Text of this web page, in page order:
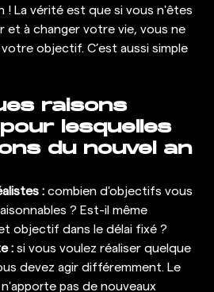
! La vérité est que si vous n'êtes
et à changer votre vie, vous ne
objectif. C’est aussi simple
raisons
lesquelles
du nouvel an
: combien d'objectifs vous
? Est-il même
objectif dans le délai fixé ?
: si vous voulez réaliser quelque
devez agir différemment. Le
pas de nouveaux